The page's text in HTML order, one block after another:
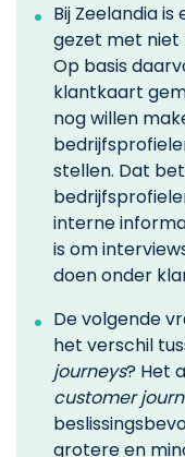
Bij Zeelandia
gezet met niet
Op basis
klantkaart
nog willen
stellen. Dat
interne
is om
doen onder
De volgende
het verschil
journeys? Het
customer
grotere en